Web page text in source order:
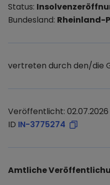
Status:
Bundesland: Rheinland-
vertreten durch den/die
Veröffentlicht: 02.07.2026
ID IN-3775274
Amtliche